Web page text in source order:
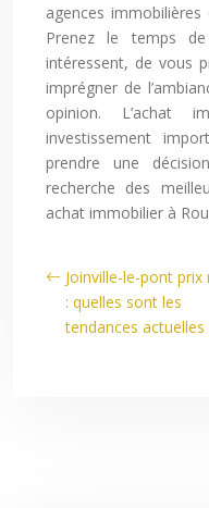
agences
Prenez le temps
intéressent, de vous
imprégner de
opinion. L’achat
investissement
prendre une
recherche des
achat immobilier à
Joinville-le-pont prix
: quelles sont les
tendances actuelles